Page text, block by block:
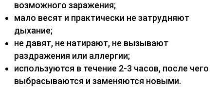
возможного заражения;
мало весят и практически не затрудняют
дыхание;
не давят, не натирают, не вызывают
раздражения или аллергии;
используются в течение 2-3 часов, после чего
выбрасываются и заменяются новыми.